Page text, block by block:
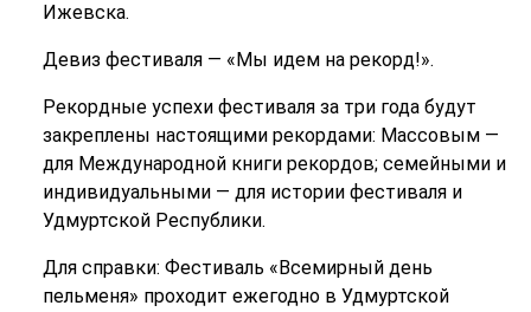
Ижевска.
Девиз фестиваля — «Мы идем на рекорд!».
Рекордные успехи фестиваля за три года будут
закреплены настоящими рекордами: Массовым —
для Международной книги рекордов; семейными и
индивидуальными — для истории фестиваля и
Удмуртской Республики.
Для справки: Фестиваль «Всемирный день
пельменя» проходит ежегодно в Удмуртской